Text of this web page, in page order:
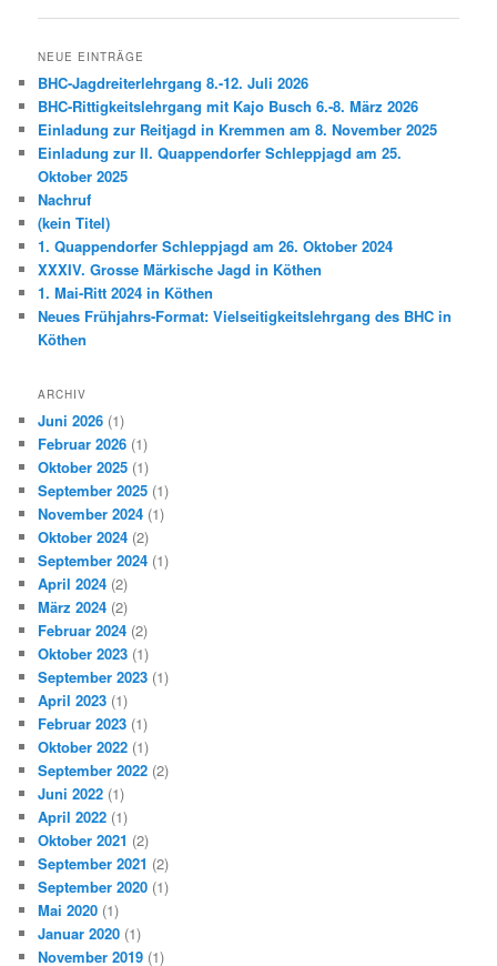
NEUE EINTRÄGE
BHC-Jagdreiterlehrgang 8.-12. Juli 2026
BHC-Rittigkeitslehrgang mit Kajo Busch 6.-8. März 2026
Einladung zur Reitjagd in Kremmen am 8. November 2025
Einladung zur II. Quappendorfer Schleppjagd am 25.
Oktober 2025
Nachruf
(kein Titel)
1. Quappendorfer Schleppjagd am 26. Oktober 2024
XXXIV. Grosse Märkische Jagd in Köthen
1. Mai-Ritt 2024 in Köthen
Neues Frühjahrs-Format: Vielseitigkeitslehrgang des BHC in
Köthen
ARCHIV
Juni 2026 (1)
Februar 2026 (1)
Oktober 2025 (1)
September 2025 (1)
November 2024 (1)
Oktober 2024 (2)
September 2024 (1)
April 2024 (2)
März 2024 (2)
Februar 2024 (2)
Oktober 2023 (1)
September 2023 (1)
April 2023 (1)
Februar 2023 (1)
Oktober 2022 (1)
September 2022 (2)
Juni 2022 (1)
April 2022 (1)
Oktober 2021 (2)
September 2021 (2)
September 2020 (1)
Mai 2020 (1)
Januar 2020 (1)
November 2019 (1)